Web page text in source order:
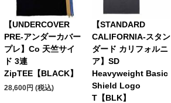
【UNDERCOVER
PRE-アンダーカバー
プレ】Co 天竺サイ
ド 3連
ZipTEE【BLACK】
28,600円 (税込)
【STANDARD
CALIFORNIA-スタン
ダード カリフォルニ
ア】SD
Heavyweight Basic
Shield Logo
T【BLK】